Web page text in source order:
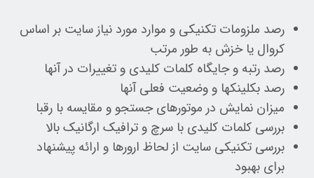
رصد ملزومات تکنیکی و موارد مورد نیاز سایت بر اساس
کروال یا خزش به طور مرتب
رصد رتبه و جایگاه کلمات کلیدی و تغییرات در آنها
رصد بکلینکها و وضعیت فعلی آنها
میزان نمایش در موتورهای جستجو و مقایسه با رقبا
بررسی کلمات کلیدی با سرچ و ترافیک ارگانیک بالا
بررسی تکنیکی سایت از لحاظ ارورها و ارائه پیشنهاد
برای بهبود